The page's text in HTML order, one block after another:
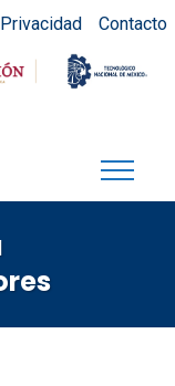
Privacidad Contacto